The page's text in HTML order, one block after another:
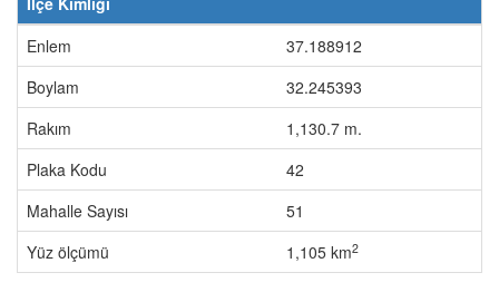
Enlem
37.188912
Boylam
32.245393
Rakım
1,130.7 m.
Plaka Kodu
42
Mahalle Sayısı
51
Yüz ölçümü
1,105 km2